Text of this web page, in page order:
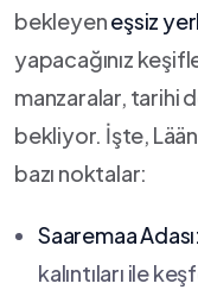
bekleyeneşsiz
yapacağınız
‌manzaralar, tarihi
bekliyor. İşte,
bazı noktalar:
Saaremaa Adası:
kalıntıları ile